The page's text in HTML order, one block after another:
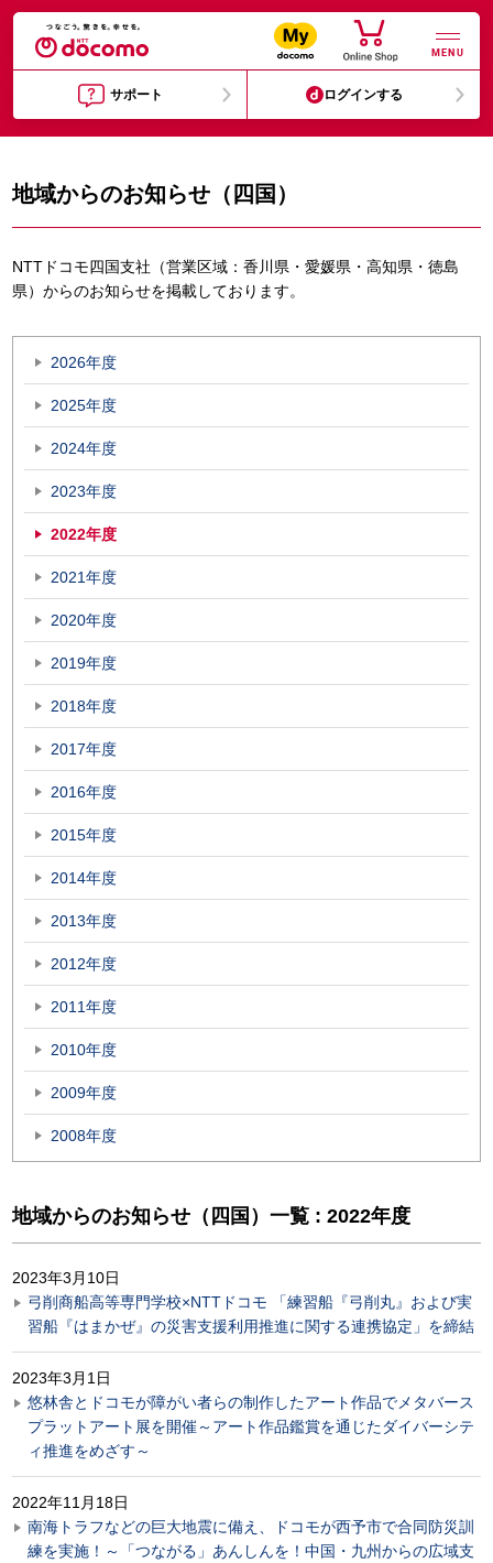
MENU
サポート ログインする
地域からのお知らせ（四国）
NTTドコモ四国支社（営業区域：香川県・愛媛県・高知県・徳島
県）からのお知らせを掲載しております。
2026年度
2025年度
2024年度
2023年度
2022年度
2021年度
2020年度
2019年度
2018年度
2017年度
2016年度
2015年度
2014年度
2013年度
2012年度
2011年度
2010年度
2009年度
2008年度
地域からのお知らせ（四国）一覧 : 2022年度
2023年3月10日
弓削商船高等専門学校×NTTドコモ 「練習船『弓削丸』および実
習船『はまかぜ』の災害支援利用推進に関する連携協定」を締結
2023年3月1日
悠林舎とドコモが障がい者らの制作したアート作品でメタバース
プラットアート展を開催～アート作品鑑賞を通じたダイバーシテ
ィ推進をめざす～
2022年11月18日
南海トラフなどの巨大地震に備え、ドコモが西予市で合同防災訓
練を実施！～「つながる」あんしんを！中国・九州からの広域支